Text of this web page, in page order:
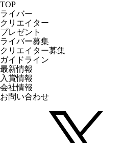
TOP
ライバー
クリエイター
プレゼント
ライバー募集
クリエイター募集
ガイドライン
最新情報
入賞情報
会社情報
お問い合わせ